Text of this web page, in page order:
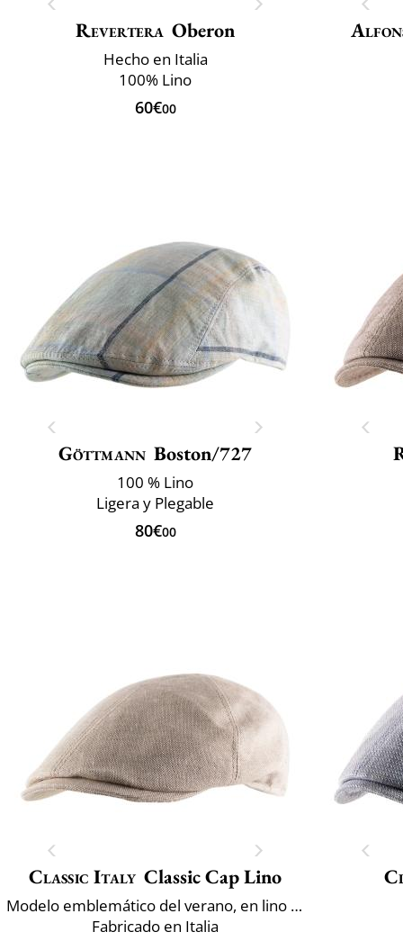
Revertera Oberon
Hecho en Italia
100% Lino
60€00
Göttmann Boston/727
100 % Lino
Ligera y Plegable
80€00
Classic Italy Classic Cap Lino
Modelo emblemático del verano, en lino y algodón
Fabricado en Italia